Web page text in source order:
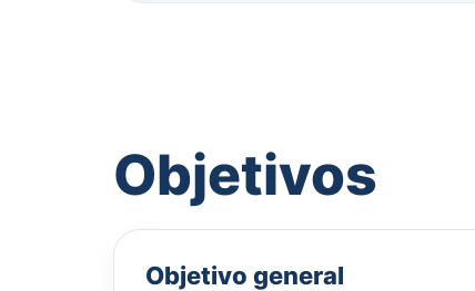
Objetivos
Objetivo general